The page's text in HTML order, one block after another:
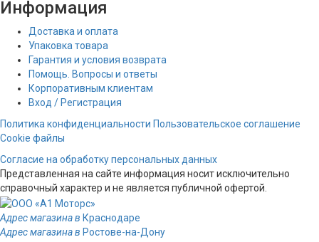
Информация
Доставка и оплата
Упаковка товара
Гарантия и условия возврата
Помощь. Вопросы и ответы
Корпоративным клиентам
Вход / Регистрация
Политика конфиденциальности Пользовательское соглашение
Cookie файлы
Согласие на обработку персональных данных
Представленная на сайте информация носит исключительно
справочный характер и не является публичной офертой.
Адрес магазина в Краснодаре
Адрес магазина в Ростове-на-Дону